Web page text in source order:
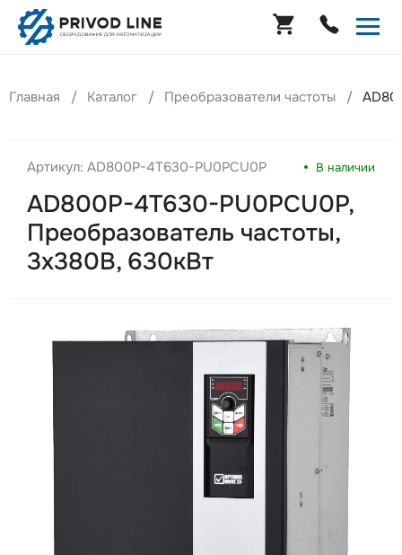
Главная Каталог Преобразователи частоты
Артикул: AD800P-4T630-PU0PCU0P В наличии
AD800P-4T630-PU0PCU0P,
Преобразователь частоты,
3х380В, 630кВт